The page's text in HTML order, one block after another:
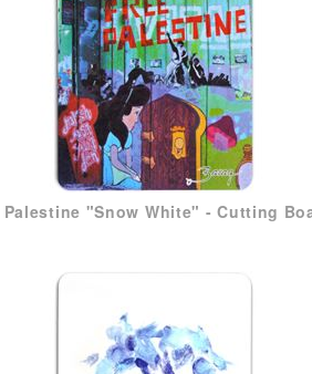
Palestine "Snow White" - Cutting
ZEIG FLAGGE!